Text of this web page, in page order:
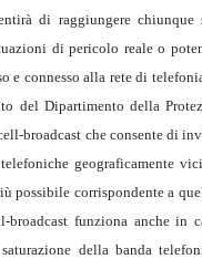
di raggiungere
di pericolo reale o
e connesso alla rete di
del Dipartimento della
broadcast che consente di
geograficamente
possibile corrispondente a
broadcast funziona anche in
della banda